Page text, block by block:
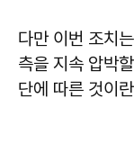
다만 이번 조치
측을 지속 압박
단에 따른 것이